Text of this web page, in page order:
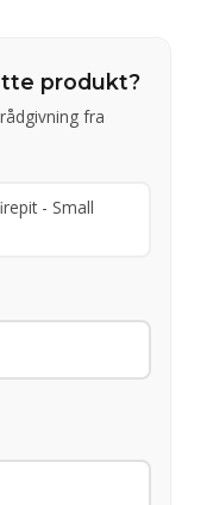
produkt?
fra
- Small